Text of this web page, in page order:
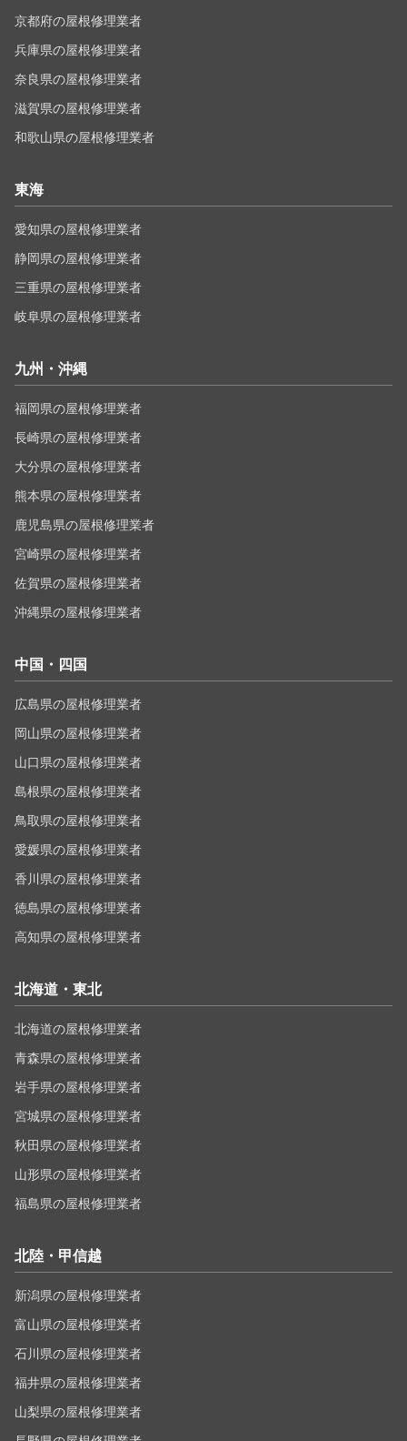
京都府の屋根修理業者
兵庫県の屋根修理業者
奈良県の屋根修理業者
滋賀県の屋根修理業者
和歌山県の屋根修理業者
東海
愛知県の屋根修理業者
静岡県の屋根修理業者
三重県の屋根修理業者
岐阜県の屋根修理業者
九州・沖縄
福岡県の屋根修理業者
長崎県の屋根修理業者
大分県の屋根修理業者
熊本県の屋根修理業者
鹿児島県の屋根修理業者
宮崎県の屋根修理業者
佐賀県の屋根修理業者
沖縄県の屋根修理業者
中国・四国
広島県の屋根修理業者
岡山県の屋根修理業者
山口県の屋根修理業者
島根県の屋根修理業者
鳥取県の屋根修理業者
愛媛県の屋根修理業者
香川県の屋根修理業者
徳島県の屋根修理業者
高知県の屋根修理業者
北海道・東北
北海道の屋根修理業者
青森県の屋根修理業者
岩手県の屋根修理業者
宮城県の屋根修理業者
秋田県の屋根修理業者
山形県の屋根修理業者
福島県の屋根修理業者
北陸・甲信越
新潟県の屋根修理業者
富山県の屋根修理業者
石川県の屋根修理業者
福井県の屋根修理業者
山梨県の屋根修理業者